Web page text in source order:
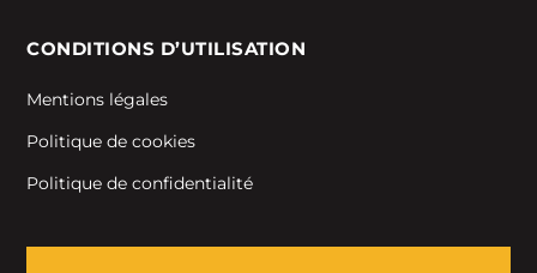
CONDITIONS D’UTILISATION
Mentions légales
Politique de cookies
Politique de confidentialité